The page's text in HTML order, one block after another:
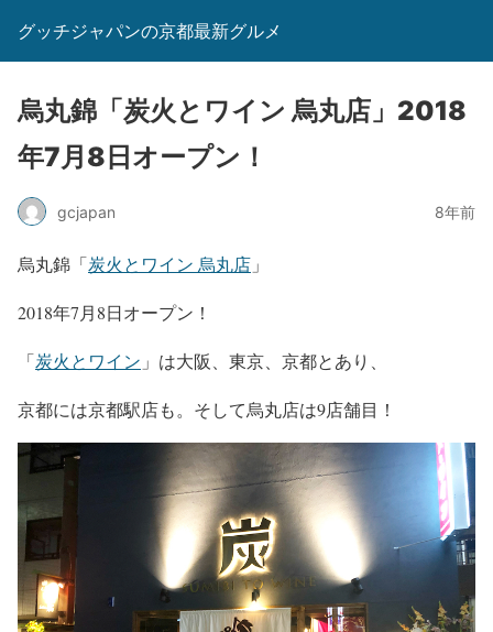
グッチジャパンの京都最新グルメ
烏丸錦「炭火とワイン 烏丸店」2018
年7月8日オープン！
gcjapan 8年前
烏丸錦「炭火とワイン 烏丸店 」
2018年7月8日オープン！
「炭火とワイン 」は大阪、東京、京都とあり、
京都には京都駅店も。そして烏丸店は9店舗目！